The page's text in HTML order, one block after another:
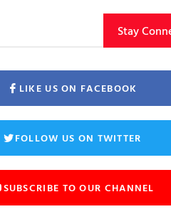
Stay
LIKE US ON FACEBOOK
FOLLOW US ON TWITTER
SUBSCRIBE TO OUR CHANNEL